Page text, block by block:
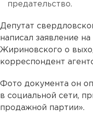
предательство.
Депутат
написал заявление
Жириновского о
корреспондент
Фото документа он
в социальной сети,
продажной партии».